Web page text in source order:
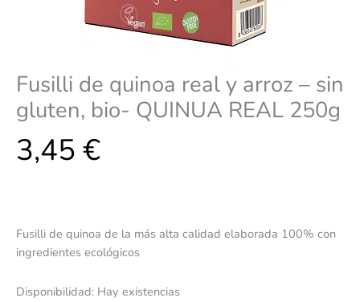
Fusilli de quinoa real y arroz – sin
gluten, bio- QUINUA REAL 250g
3,45 €
Fusilli de quinoa de la más alta calidad elaborada 100% con
ingredientes ecológicos
Disponibilidad: Hay existencias